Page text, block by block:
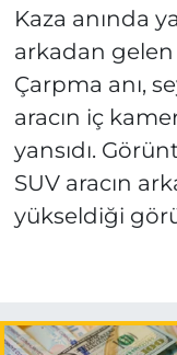
Kaza anında
arkadan
Çarpma anı,
aracın iç
yansıdı.
SUV aracın
yükseldiği